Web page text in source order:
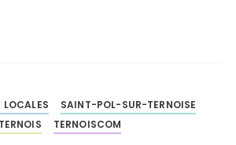
LOCALES
SAINT-POL-SUR-TERNOISE
TERNOIS
TERNOISCOM